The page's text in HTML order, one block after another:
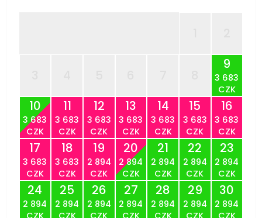
9
3 683
CZK
10
3 683
CZK
11
3 683
CZK
12
3 683
CZK
13
3 683
CZK
14
3 683
CZK
15
3 683
CZK
16
3 683
CZK
17
3 683
CZK
18
3 683
CZK
19
2 894
CZK
20
2 894
CZK
21
2 894
CZK
22
2 894
CZK
23
2 894
CZK
24
2 894
CZK
25
2 894
CZK
26
2 894
CZK
27
2 894
CZK
28
2 894
CZK
29
2 894
CZK
30
2 894
CZK